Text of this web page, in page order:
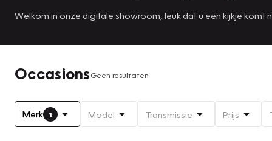
Welkom in onze digitale showroom, leuk dat u een kijkje komt
OccasionsGeen resultaten
Merk 1 Model Transmissie Prijs